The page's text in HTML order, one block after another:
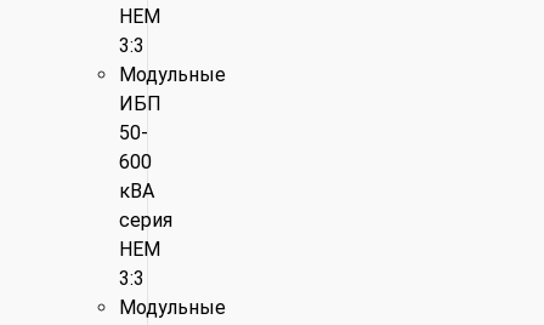
HEM
3:3
Модульные
ИБП
50-
600
кВА
серия
HEM
3:3
Модульные